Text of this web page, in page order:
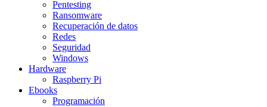
Pentesting
Ransomware
Recuperación de datos
Redes
Seguridad
Windows
Hardware
Raspberry Pi
Ebooks
Programación